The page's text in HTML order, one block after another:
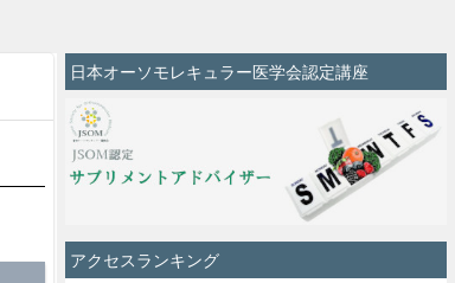
日本オーソモレキュラー医学会認定講座
アクセスランキング